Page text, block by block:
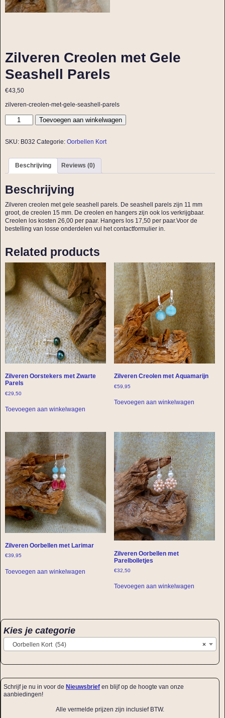
Zilveren Creolen met Gele
Seashell Parels
€43,50
zilveren-creolen-met-gele-seashell-parels
Toevoegen aan winkelwagen
SKU: B032 Categorie: Oorbellen Kort
Beschrijving Reviews (0)
Beschrijving
Zilveren creolen met gele seashell parels. De seashell parels zijn 11 mm
groot, de creolen 15 mm. De creolen en hangers zijn ook los verkrijgbaar.
Creolen los kosten 26,00 per paar. Hangers los 17,50 per paar.Voor de
bestelling van losse onderdelen vul het contactformulier in.
Related products
Zilveren Oorstekers met Zwarte
Parels
€29,50
Toevoegen aan winkelwagen
Zilveren Creolen met Aquamarijn
€59,95
Toevoegen aan winkelwagen
Zilveren Oorbellen met Larimar
€39,95
Toevoegen aan winkelwagen
Zilveren Oorbellen met
Parelbolletjes
€32,50
Toevoegen aan winkelwagen
Kies je categorie
×
Oorbellen Kort (54)
Schrijf je nu in voor de Nieuwsbrief en blijf op de hoogte van onze
aanbiedingen!
Alle vermelde prijzen zijn inclusief BTW.